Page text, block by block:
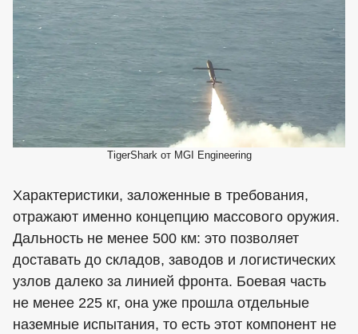
TigerShark от MGI Engineering
Характеристики, заложенные в требования,
отражают именно концепцию массового оружия.
Дальность не менее 500 км: это позволяет
доставать до складов, заводов и логистических
узлов далеко за линией фронта. Боевая часть
не менее 225 кг, она уже прошла отдельные
наземные испытания, то есть этот компонент не